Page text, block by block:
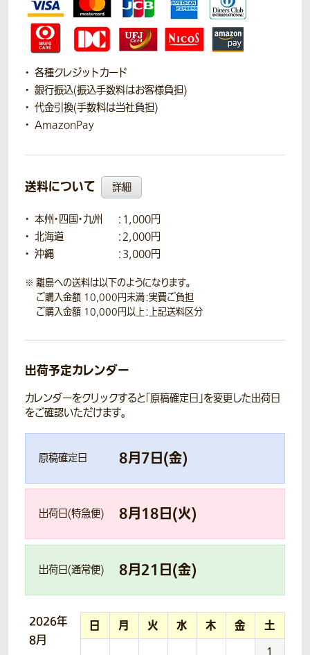
各種クレジットカード
銀行振込(振込手数料はお客様負担)
代金引換(手数料は当社負担)
AmazonPay
送料について 詳細
本州・四国・九州
：1,000円
北海道
：2,000円
沖縄
：3,000円
離島への送料は以下のようになります。
ご購入金額 10,000円未満：実費ご負担
ご購入金額 10,000円以上：上記送料区分
出荷予定カレンダー
カレンダーをクリックすると「原稿確定日」を変更した出荷日
をご確認いただけます。
原稿確定日 8月7日(金)
出荷日(特急便) 8月18日(火)
出荷日(通常便) 8月21 日(金)
2026年
8月
日 月 火 水 木 金 土